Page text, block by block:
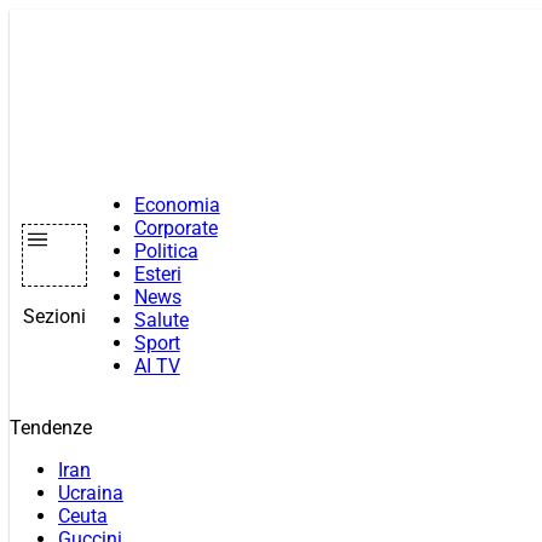
Sezioni
Economia
Corporate
Politica
Esteri
News
Salute
Sport
AI TV
Tendenze
Iran
Ucraina
Ceuta